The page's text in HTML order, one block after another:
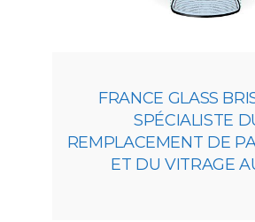
FRANCE GLASS
SPÉCIALISTE
REMPLACEMENT DE
ET DU VITRAGE